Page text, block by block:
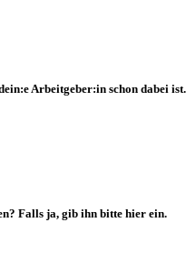
Arbeitgeber:in schon dabei ist.
Falls ja, gib ihn bitte hier ein.